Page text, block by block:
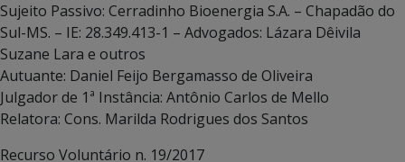
Sujeito Passivo: Cerradinho Bioenergia S.A. – Chapadão do
Sul-MS. – IE: 28.349.413-1 – Advogados: Lázara Dêivila
Suzane Lara e outros
Autuante: Daniel Feijo Bergamasso de Oliveira
Julgador de 1ª Instância: Antônio Carlos de Mello
Relatora: Cons. Marilda Rodrigues dos Santos
Recurso Voluntário n. 19/2017